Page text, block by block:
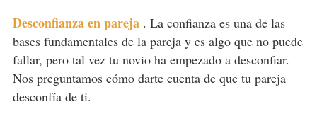
Desconfianza en pareja . La confianza es una de las
bases fundamentales de la pareja y es algo que no puede
fallar, pero tal vez tu novio ha empezado a desconfiar.
Nos preguntamos cómo darte cuenta de que tu pareja
desconfía de ti.